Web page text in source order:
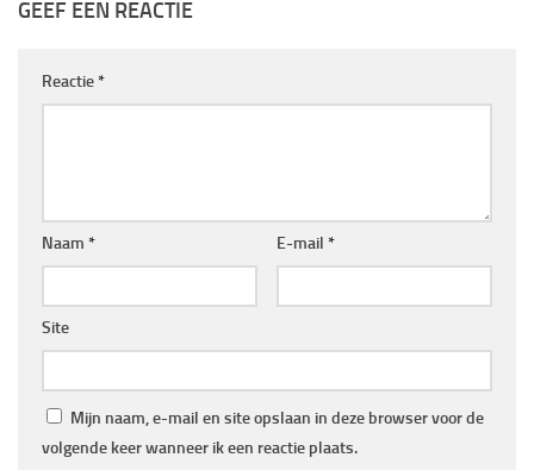
GEEF EEN REACTIE
Reactie*
Naam * E-mail *
Site
Mijn naam, e-mail en site opslaan in deze browser voor de
volgende keer wanneer ik een reactie plaats.